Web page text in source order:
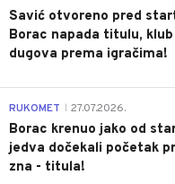
Savić otvoreno pred
Borac napada titulu,
dugova prema igračima!
RUKOMET 27.07.2026.
Borac krenuo jako od
jedva dočekali početak
zna - titula!